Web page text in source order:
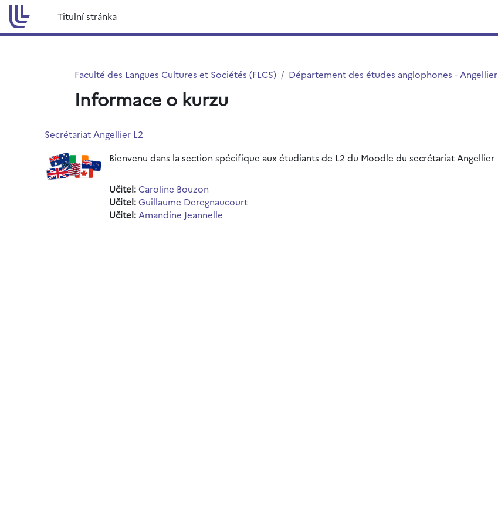
Přejít k hlavnímu obsahu
Titulní stránka
Faculté des Langues Cultures et Sociétés (FLCS) Département des études anglophones - Angellier
Informace o kurzu
Secrétariat Angellier L2
Bienvenu dans la section spécifique aux étudiants de L2 du Moodle du secrétariat Angellier
Učitel:Caroline Bouzon
Učitel:Guillaume Deregnaucourt
Učitel: Amandine Jeannelle